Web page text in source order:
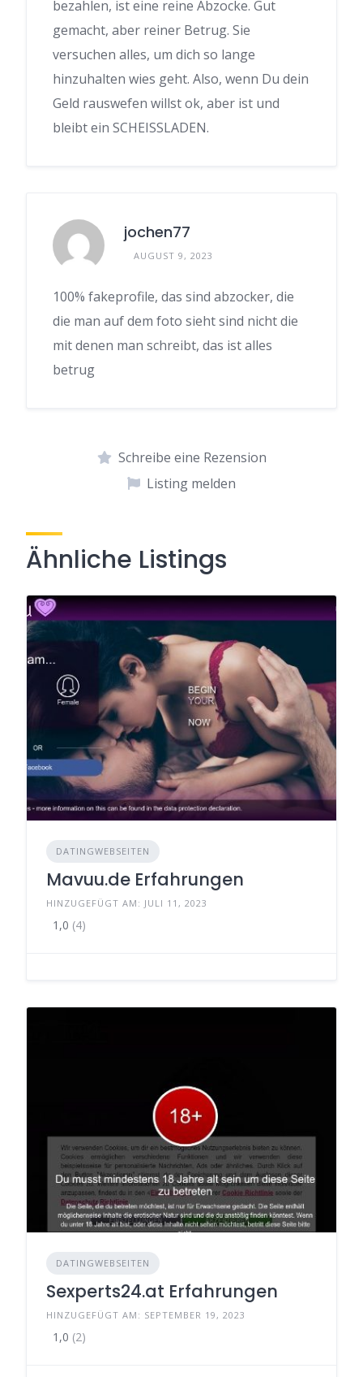
bezahlen, ist eine reine Abzocke. Gut
gemacht, aber reiner Betrug. Sie
versuchen alles, um dich so lange
hinzuhalten wies geht. Also, wenn Du dein
Geld rauswefen willst ok, aber ist und
bleibt ein SCHEISSLADEN.
jochen77
AUGUST 9, 2023
100% fakeprofile, das sind abzocker, die
die man auf dem foto sieht sind nicht die
mit denen man schreibt, das ist alles
betrug
Schreibe eine Rezension
Listing melden
Ähnliche Listings
DATINGWEBSEITEN
Mavuu.de Erfahrungen
HINZUGEFÜGT AM: JULI 11, 2023
1,0 (4)
DATINGWEBSEITEN
Sexperts24.at Erfahrungen
HINZUGEFÜGT AM: SEPTEMBER 19, 2023
1,0 (2)